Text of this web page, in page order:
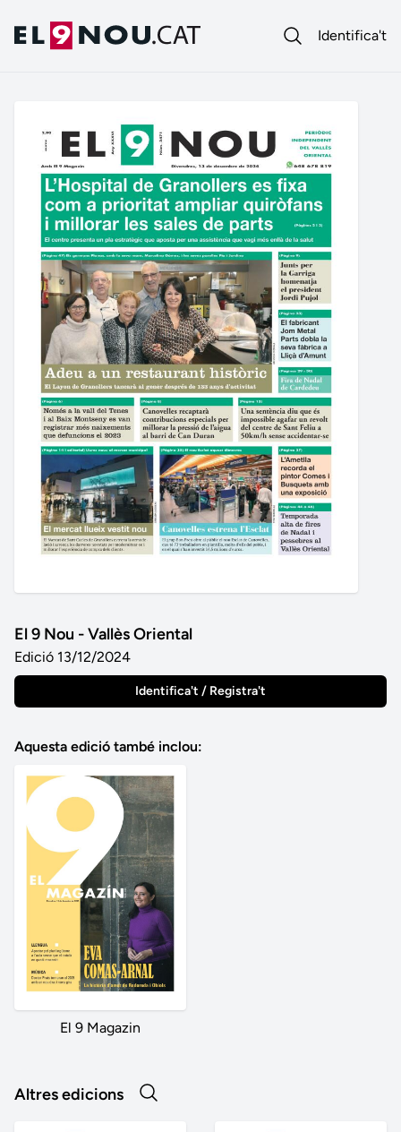
Identifica't
El 9 Nou - Vallès Oriental
Edició 13/12/2024
Identifica't / Registra't
Aquesta edició també inclou:
El 9 Magazin
Altres edicions